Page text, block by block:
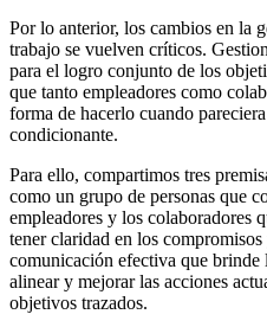
Por lo anterior, los cambios en la
trabajo se vuelven críticos.
para el logro conjunto de los
que tanto empleadores como
forma de hacerlo cuando
condicionante.
Para ello, compartimos tres
como un grupo de personas que
empleadores y los colaboradores
tener claridad en los
comunicación efectiva que
alinear y mejorar las acciones
objetivos trazados.